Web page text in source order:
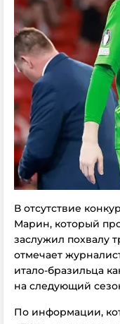
В отсутствие
Марин, который
заслужил похвалу
отмечает
итало-бразильца
на следующий
По информации,